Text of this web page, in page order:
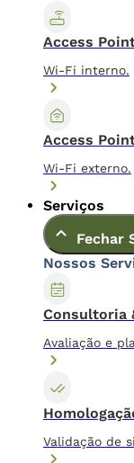
Access
Wi-Fi interno.
Access
Wi-Fi externo.
Serviços
Fechar
Nossos
Consultoria
Avaliação e
Validação de